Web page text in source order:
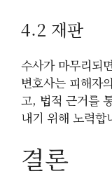
4.2 재판
수사가 마무리되
변호사는 피해자
고, 법적 근거를
내기 위해 노력합
결론